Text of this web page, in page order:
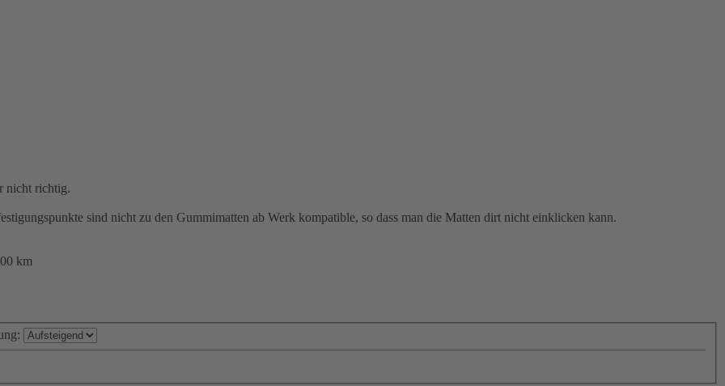
nicht richtig.
sind nicht zu den Gummimatten ab Werk kompatible, so dass man die Matten dirt nicht einklicken kann.
km